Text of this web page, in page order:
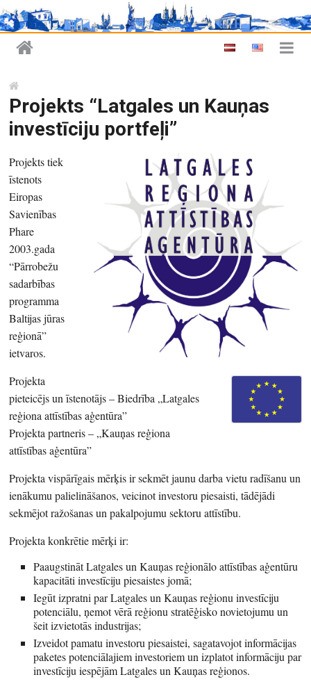
Projekts “Latgales un Kauņas
investīciju portfeļi”
Projekts tiek
īstenots
Eiropas
Savienības
Phare
2003.gada
“Pārrobežu
sadarbības
programma
Baltijas jūras
reģionā”
ietvaros.
Projekta
pieteicējs un īstenotājs – Biedrība „Latgales
reģiona attīstības aģentūra”
Projekta partneris – „Kauņas reģiona
attīstības aģentūra”
Projekta vispārīgais mērķis ir sekmēt jaunu darba vietu radīšanu un
ienākumu palielināšanos, veicinot investoru piesaisti, tādējādi
sekmējot ražošanas un pakalpojumu sektoru attīstību.
Projekta konkrētie mērķi ir:
Paaugstināt Latgales un Kauņas reģionālo attīstības aģentūru
kapacitāti investīciju piesaistes jomā;
Iegūt izpratni par Latgales un Kauņas reģionu investīciju
potenciālu, ņemot vērā reģionu stratēģisko novietojumu un
šeit izvietotās industrijas;
Izveidot pamatu investoru piesaistei, sagatavojot informācijas
paketes potenciālajiem investoriem un izplatot informāciju par
investīciju iespējām Latgales un Kauņas reģionos.